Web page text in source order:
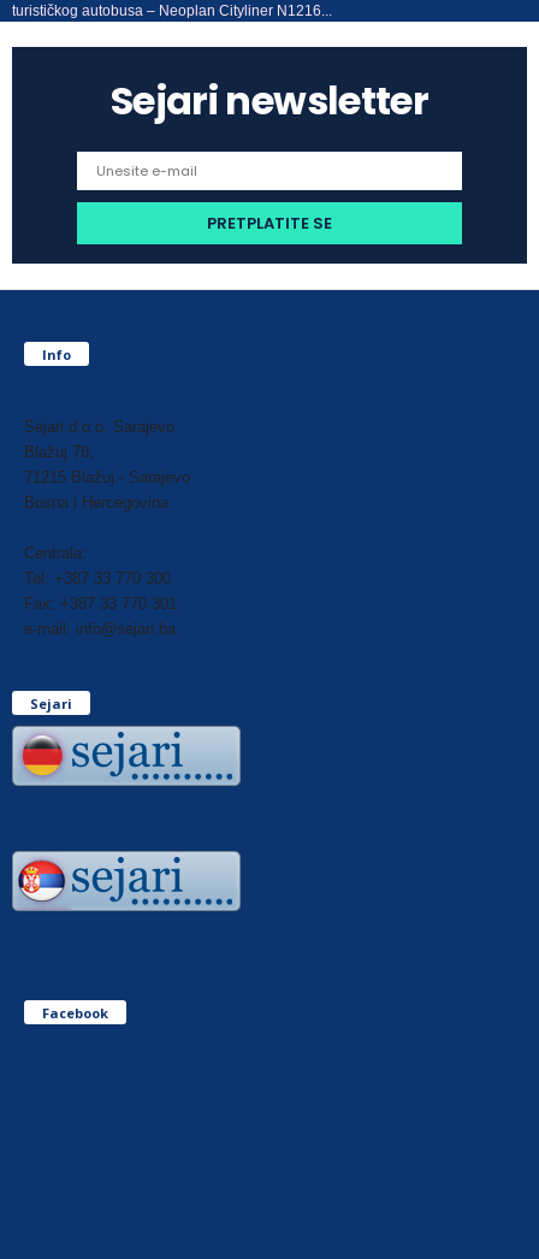
turističkog autobusa – Neoplan Cityliner N1216...
Sejari newsletter
Info
Sejari d.o.o. Sarajevo
Blažuj 78,
71215 Blažuj - Sarajevo
Bosna i Hercegovina
Centrala:
Tel: +387 33 770 300
Fax: +387 33 770 301
e-mail: info@sejari.ba
Sejari
Facebook